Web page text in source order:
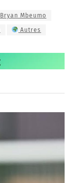
Bryan Mbeumo
Autres